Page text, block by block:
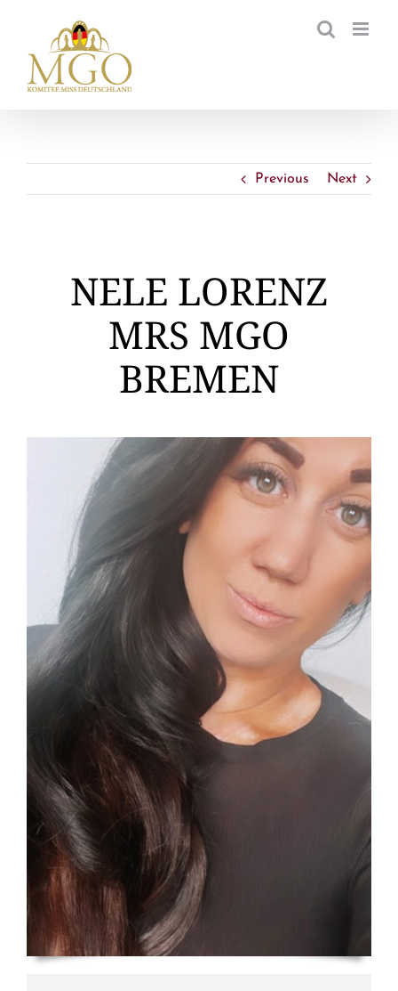
springen
Previous Next
NELE LORENZ
MRS MGO
BREMEN